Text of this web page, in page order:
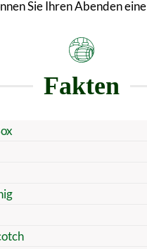
Sie Ihren Abenden eine
Fakten